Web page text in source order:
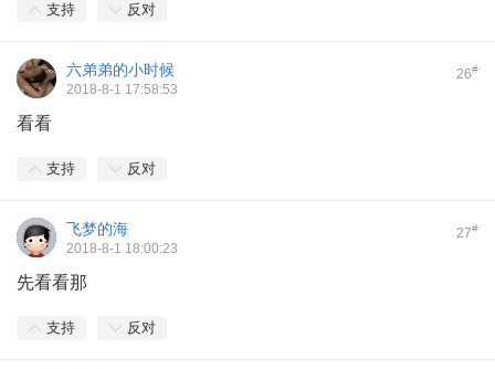
支持 反对
26#
六弟弟的小时候
2018-8-1 17:58:53
看看
支持 反对
27#
飞梦的海
2018-8-1 18:00:23
先看看那
支持 反对